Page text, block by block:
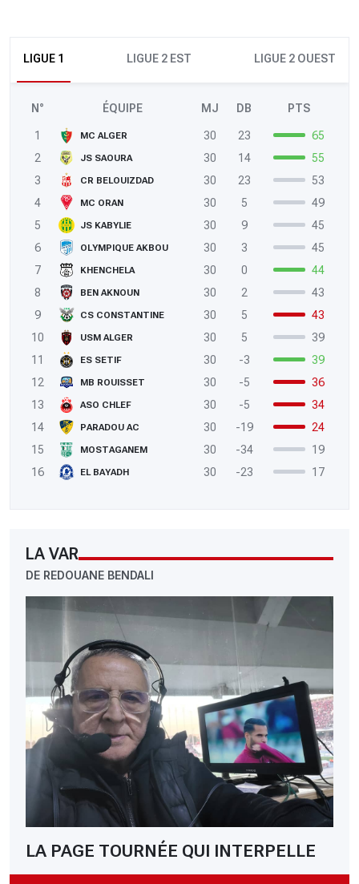
LIGUE 1 LIGUE 2 EST LIGUE 2 OUEST
N° ÉQUIPE MJ DB PTS
1 MC ALGER 30 23
65
2
JS SAOURA 30 14
55
3
CR BELOUIZDAD 30 23
53
4
MC ORAN 30 5
49
5
JS KABYLIE 30 9
45
6
OLYMPIQUE AKBOU 30 3
45
7
KHENCHELA 30 0
44
8
BEN AKNOUN 30 2
43
9
CS CONSTANTINE 30 5
43
10
USM ALGER 30 5
39
11
ES SETIF 30 -3
39
12
MB ROUISSET 30 -5
36
13
ASO CHLEF 30 -5
34
14
PARADOU AC 30 -19
24
15
MOSTAGANEM 30 -34
19
16
EL BAYADH 30 -23 17
LA VAR
DE REDOUANE BENDALI
LA PAGE TOURNÉE QUI INTERPELLE